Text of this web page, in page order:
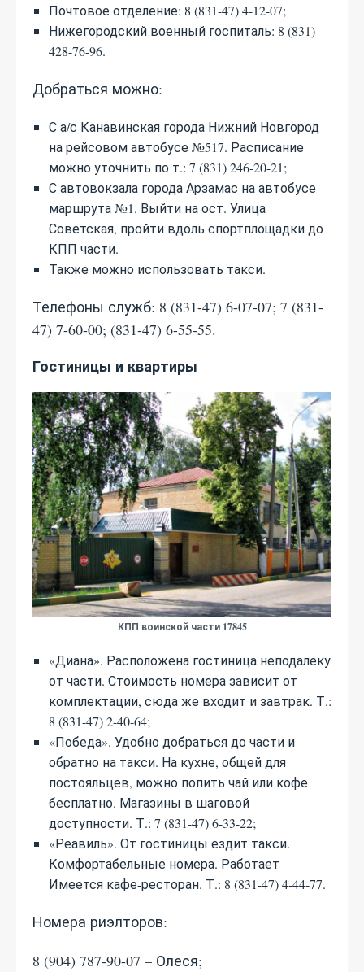
Почтовое отделение: 8 (831-47) 4-12-07;
Нижегородский военный госпиталь: 8 (831)
428-76-96.
Добраться можно:
С а/с Канавинская города Нижний Новгород
на рейсовом автобусе №517. Расписание
можно уточнить по т.: 7 (831) 246-20-21;
С автовокзала города Арзамас на автобусе
маршрута №1. Выйти на ост. Улица
Советская, пройти вдоль спортплощадки до
КПП части.
Также можно использовать такси.
Телефоны служб: 8 (831-47) 6-07-07; 7 (831-
47) 7-60-00; (831-47) 6-55-55.
Гостиницы и квартиры
КПП воинской части 17845
«Диана». Расположена гостиница неподалеку
от части. Стоимость номера зависит от
комплектации, сюда же входит и завтрак. Т.:
8 (831-47) 2-40-64;
«Победа». Удобно добраться до части и
обратно на такси. На кухне, общей для
постояльцев, можно попить чай или кофе
бесплатно. Магазины в шаговой
доступности. Т.: 7 (831-47) 6-33-22;
«Реавиль». От гостиницы ездит такси.
Комфортабельные номера. Работает
Имеется кафе-ресторан. Т.: 8 (831-47) 4-44-77.
Номера риэлторов:
8 (904) 787-90-07 – Олеся;